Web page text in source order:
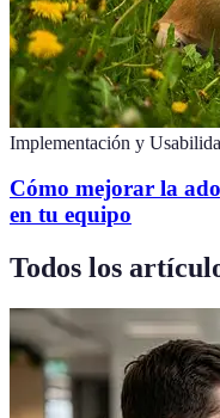
Implementación y
Cómo mejorar la
en tu equipo
Todos los